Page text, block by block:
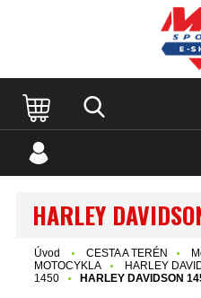
HARLEY
Úvod CESTA A TERÉN
MOTOCYKLA
HARLEY
1450
HARLEY DAVIDSON